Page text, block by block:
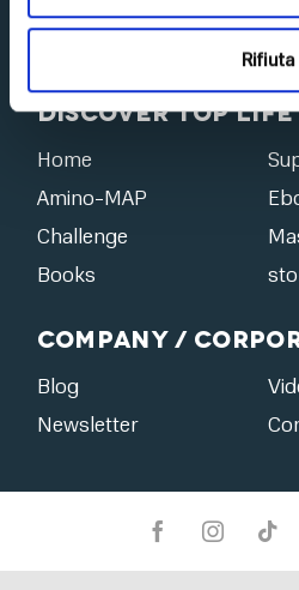
Rifiuta
Discover Top Life
Home
Amino-MAP
Challenge
Books
Company /
Blog
Newsletter